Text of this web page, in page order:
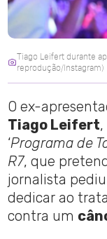
Tiago Leifert durante
reprodução/Instagram)
O ex-
Tiago Leifert
‘Programa de
R7, que
jornalista
dedicar ao
contra um